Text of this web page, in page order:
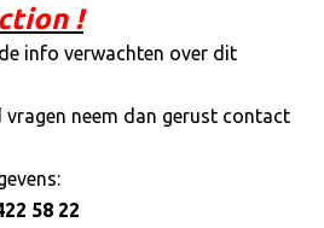
!
info verwachten over dit
neem dan gerust contact
22